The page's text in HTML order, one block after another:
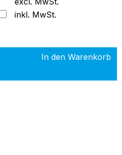
inkl. MwSt.
Wert
In den Warenkorb